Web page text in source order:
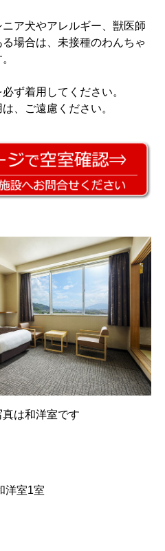
ア犬やアレルギー、獣医師
場合は、未接種のわんちゃ
ず着用してください。
、ご遠慮ください。
は和洋室です
洋室1室